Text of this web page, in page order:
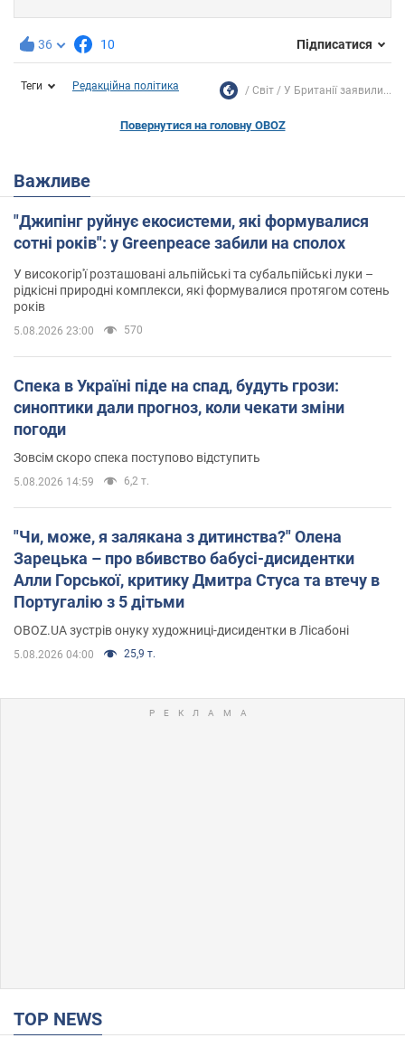
36 10 Підписатися
Теги Редакційна політика Світ У Британії заявили...
Повернутися на головну OBOZ
Важливе
"Джипінг руйнує екосистеми, які формувалися
сотні років": у Greenpeace забили на сполох
У високогір'ї розташовані альпійські та субальпійські луки –
рідкісні природні комплекси, які формувалися протягом сотень
років
5.08.2026 23:00 570
Спека в Україні піде на спад, будуть грози:
синоптики дали прогноз, коли чекати зміни
погоди
Зовсім скоро спека поступово відступить
5.08.2026 14:59 6,2 т.
"Чи, може, я залякана з дитинства?" Олена
Зарецька – про вбивство бабусі-дисидентки
Алли Горської, критику Дмитра Стуса та втечу в
Португалію з 5 дітьми
OBOZ.UA зустрів онуку художниці-дисидентки в Лісабоні
5.08.2026 04:00 25,9 т.
TOP NEWS